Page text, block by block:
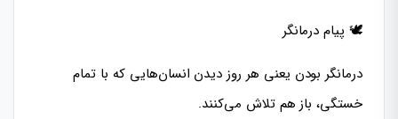
🕊 پیام درمانگر
درمانگر بودن یعنی هر روز دیدن انسان‌هایی که با تمام
خستگی، باز هم تلاش می‌کنند.